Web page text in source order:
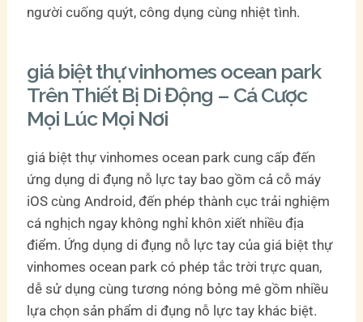
người cuống quýt, công dụng cùng nhiệt tình.
giá biệt thự vinhomes ocean park
Trên Thiết Bị Di Động – Cá Cược
Mọi Lúc Mọi Nơi
giá biệt thự vinhomes ocean park cung cấp đến
ứng dụng di đụng nỗ lực tay bao gồm cả cỗ máy
iOS cùng Android, đến phép thành cục trải nghiệm
cá nghịch ngay không nghỉ khôn xiết nhiều địa
điểm. Ứng dụng di đụng nỗ lực tay của giá biệt thự
vinhomes ocean park có phép tắc trời trực quan,
dễ sử dụng cùng tương nóng bỏng mê gồm nhiều
lựa chọn sản phẩm di đụng nỗ lực tay khác biệt.